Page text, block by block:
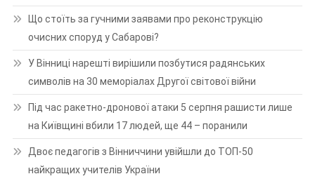
Що стоїть за гучними заявами про реконструкцію
очисних споруд у Сабарові?
У Вінниці нарешті вирішили позбутися радянських
символів на 30 меморіалах Другої світової війни
Під час ракетно-дронової атаки 5 серпня рашисти лише
на Київщині вбили 17 людей, ще 44 – поранили
Двоє педагогів з Вінниччини увійшли до ТОП-50
найкращих учителів України